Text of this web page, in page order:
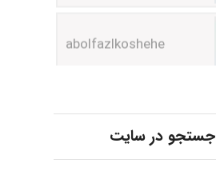
A.balandeh
fatima
جستجو در سایت